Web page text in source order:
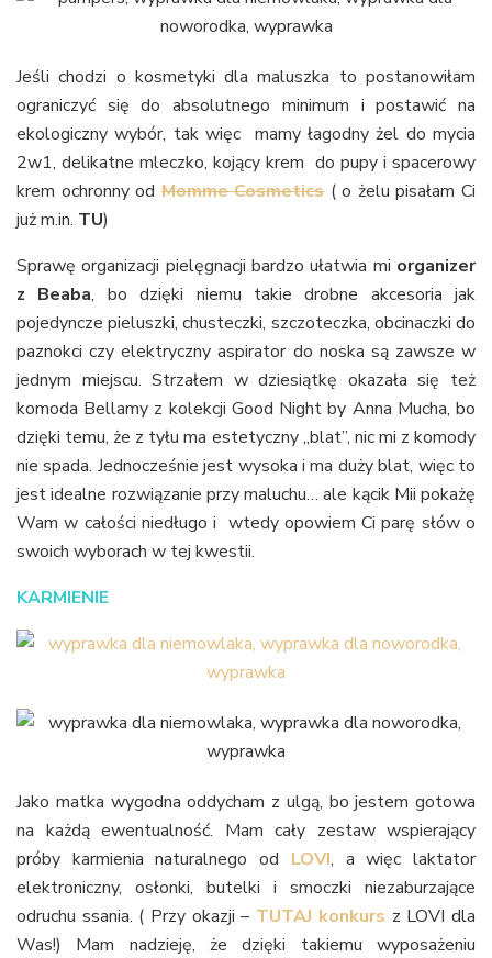
Jeśli chodzi o kosmetyki dla maluszka to postanowiłam
ograniczyć się do absolutnego minimum i postawić na
ekologiczny wybór, tak więc mamy łagodny żel do mycia
2w1, delikatne mleczko, kojący krem do pupy i spacerowy
krem ochronny odMomme Cosmetics( o żelu pisałam Ci
już m.in. TU)
Sprawę organizacji pielęgnacji bardzo ułatwia mi organizer
z Beaba, bo dzięki niemu takie drobne akcesoria jak
pojedyncze pieluszki, chusteczki, szczoteczka, obcinaczki do
paznokci czy elektryczny aspirator do noska są zawsze w
jednym miejscu. Strzałem w dziesiątkę okazała się też
komoda Bellamy z kolekcji Good Night by Anna Mucha, bo
dzięki temu, że z tyłu ma estetyczny „blat”, nic mi z komody
nie spada. Jednocześnie jest wysoka i ma duży blat, więc to
jest idealne rozwiązanie przy maluchu… ale kącik Mii pokażę
Wam w całości niedługo i wtedy opowiem Ci parę słów o
swoich wyborach w tej kwestii.
KARMIENIE
Jako matka wygodna oddycham z ulgą, bo jestem gotowa
na każdą ewentualność. Mam cały zestaw wspierający
próby karmienia naturalnego od LOVI, a więc laktator
elektroniczny, osłonki, butelki i smoczki niezaburzające
odruchu ssania. ( Przy okazji – TUTAJ konkurs z LOVI dla
Was!) Mam nadzieję, że dzięki takiemu wyposażeniu